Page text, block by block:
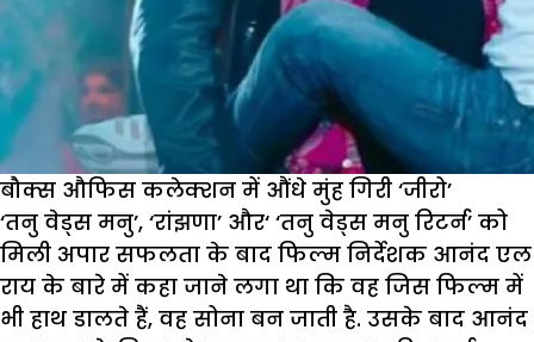
बौक्स औफिस कलेक्शन में औंधे मुंह गिरी ‘जीरो’
‘तनु वेड्स मनु’, ‘रांझणा’ और‘ ‘तनु वेड्स मनु रिटर्न’ को
मिली अपार सफलता के बाद फिल्म निर्देशक आनंद एल
राय के बारे में कहा जाने लगा था कि वह जिस फिल्म में
भी हाथ डालते हैं, वह सोना बन जाती है. उसके बाद आनंद